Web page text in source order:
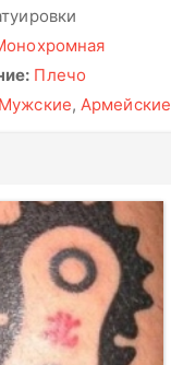
Плечо
Мужские,Армейские